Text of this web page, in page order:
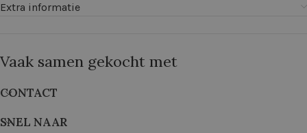
Extra informatie
Vaak samen gekocht met
CONTACT
SNEL NAAR